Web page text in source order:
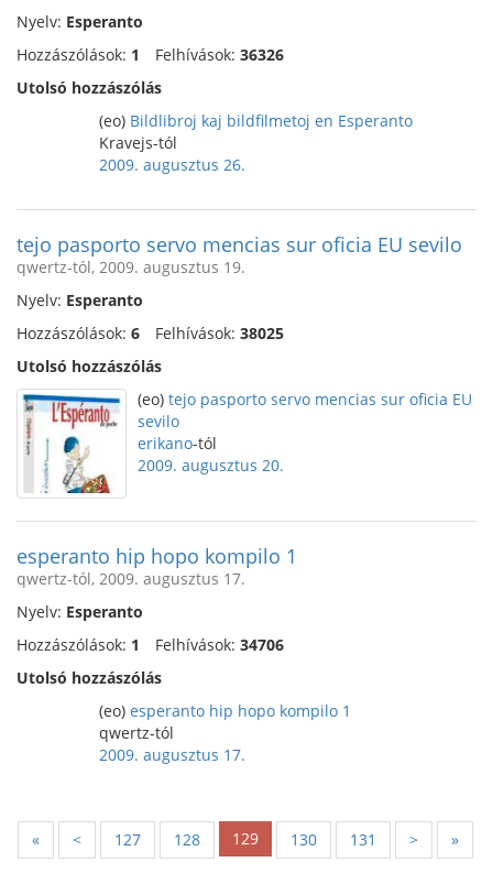
Nyelv: Esperanto
Hozzászólások: 1 Felhívások: 36326
Utolsó hozzászólás
(eo) Bildlibroj kaj bildfilmetoj en Esperanto
Kravejs-tól
2009. augusztus 26.
tejo pasporto servo mencias sur oficia EU sevilo
qwertz-tól, 2009. augusztus 19.
Nyelv: Esperanto
Hozzászólások: 6 Felhívások: 38025
Utolsó hozzászólás
(eo) tejo pasporto servo mencias sur oficia EU
sevilo
erikano-tól
2009. augusztus 20.
esperanto hip hopo kompilo 1
qwertz-tól, 2009. augusztus 17.
Nyelv: Esperanto
Hozzászólások: 1 Felhívások: 34706
Utolsó hozzászólás
(eo) esperanto hip hopo kompilo 1
qwertz-tól
2009. augusztus 17.
« < 127 128 129 130 131 > »